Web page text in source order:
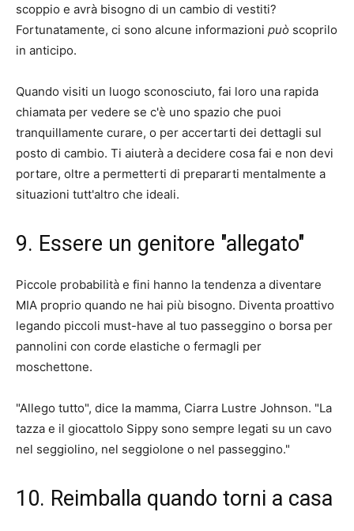
scoppio e avrà bisogno di un cambio di vestiti?
Fortunatamente, ci sono alcune informazioni può scoprilo
in anticipo.
Quando visiti un luogo sconosciuto, fai loro una rapida
chiamata per vedere se c'è uno spazio che puoi
tranquillamente curare, o per accertarti dei dettagli sul
posto di cambio. Ti aiuterà a decidere cosa fai e non devi
portare, oltre a permetterti di prepararti mentalmente a
situazioni tutt'altro che ideali.
9. Essere un genitore "allegato"
Piccole probabilità e fini hanno la tendenza a diventare
MIA proprio quando ne hai più bisogno. Diventa proattivo
legando piccoli must-have al tuo passeggino o borsa per
pannolini con corde elastiche o fermagli per
moschettone.
"Allego tutto", dice la mamma, Ciarra Lustre Johnson. "La
tazza e il giocattolo Sippy sono sempre legati su un cavo
nel seggiolino, nel seggiolone o nel passeggino."
10. Reimballa quando torni a casa